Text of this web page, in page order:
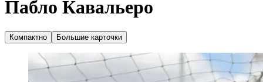
Пабло Кавальеро
Компактно Большие карточки